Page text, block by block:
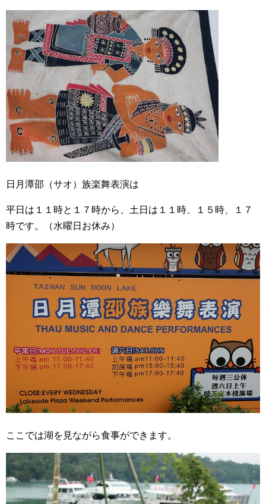
日月潭邵（サオ）族楽舞表演は
平日は１１時と１７時から、土日は１１時、１５時、１７
時です。（水曜日お休み）
ここでは湖を見ながら食事ができます。